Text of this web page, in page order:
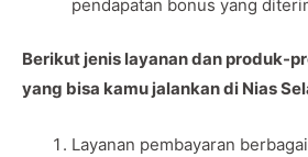
pendapatan bonus yang
Berikut jenis layanan dan produk-
yang bisa kamu jalankan di Nias
Layanan pembayaran